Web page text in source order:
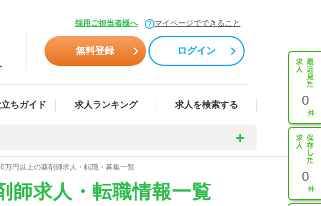
採用ご担当者様へ マイページでできること
無料登録 ログイン
ちガイド 求人ランキング 求人を検索する 0
0
万円以上の薬剤師求人・転職・募集一覧
師求人・転職情報一覧